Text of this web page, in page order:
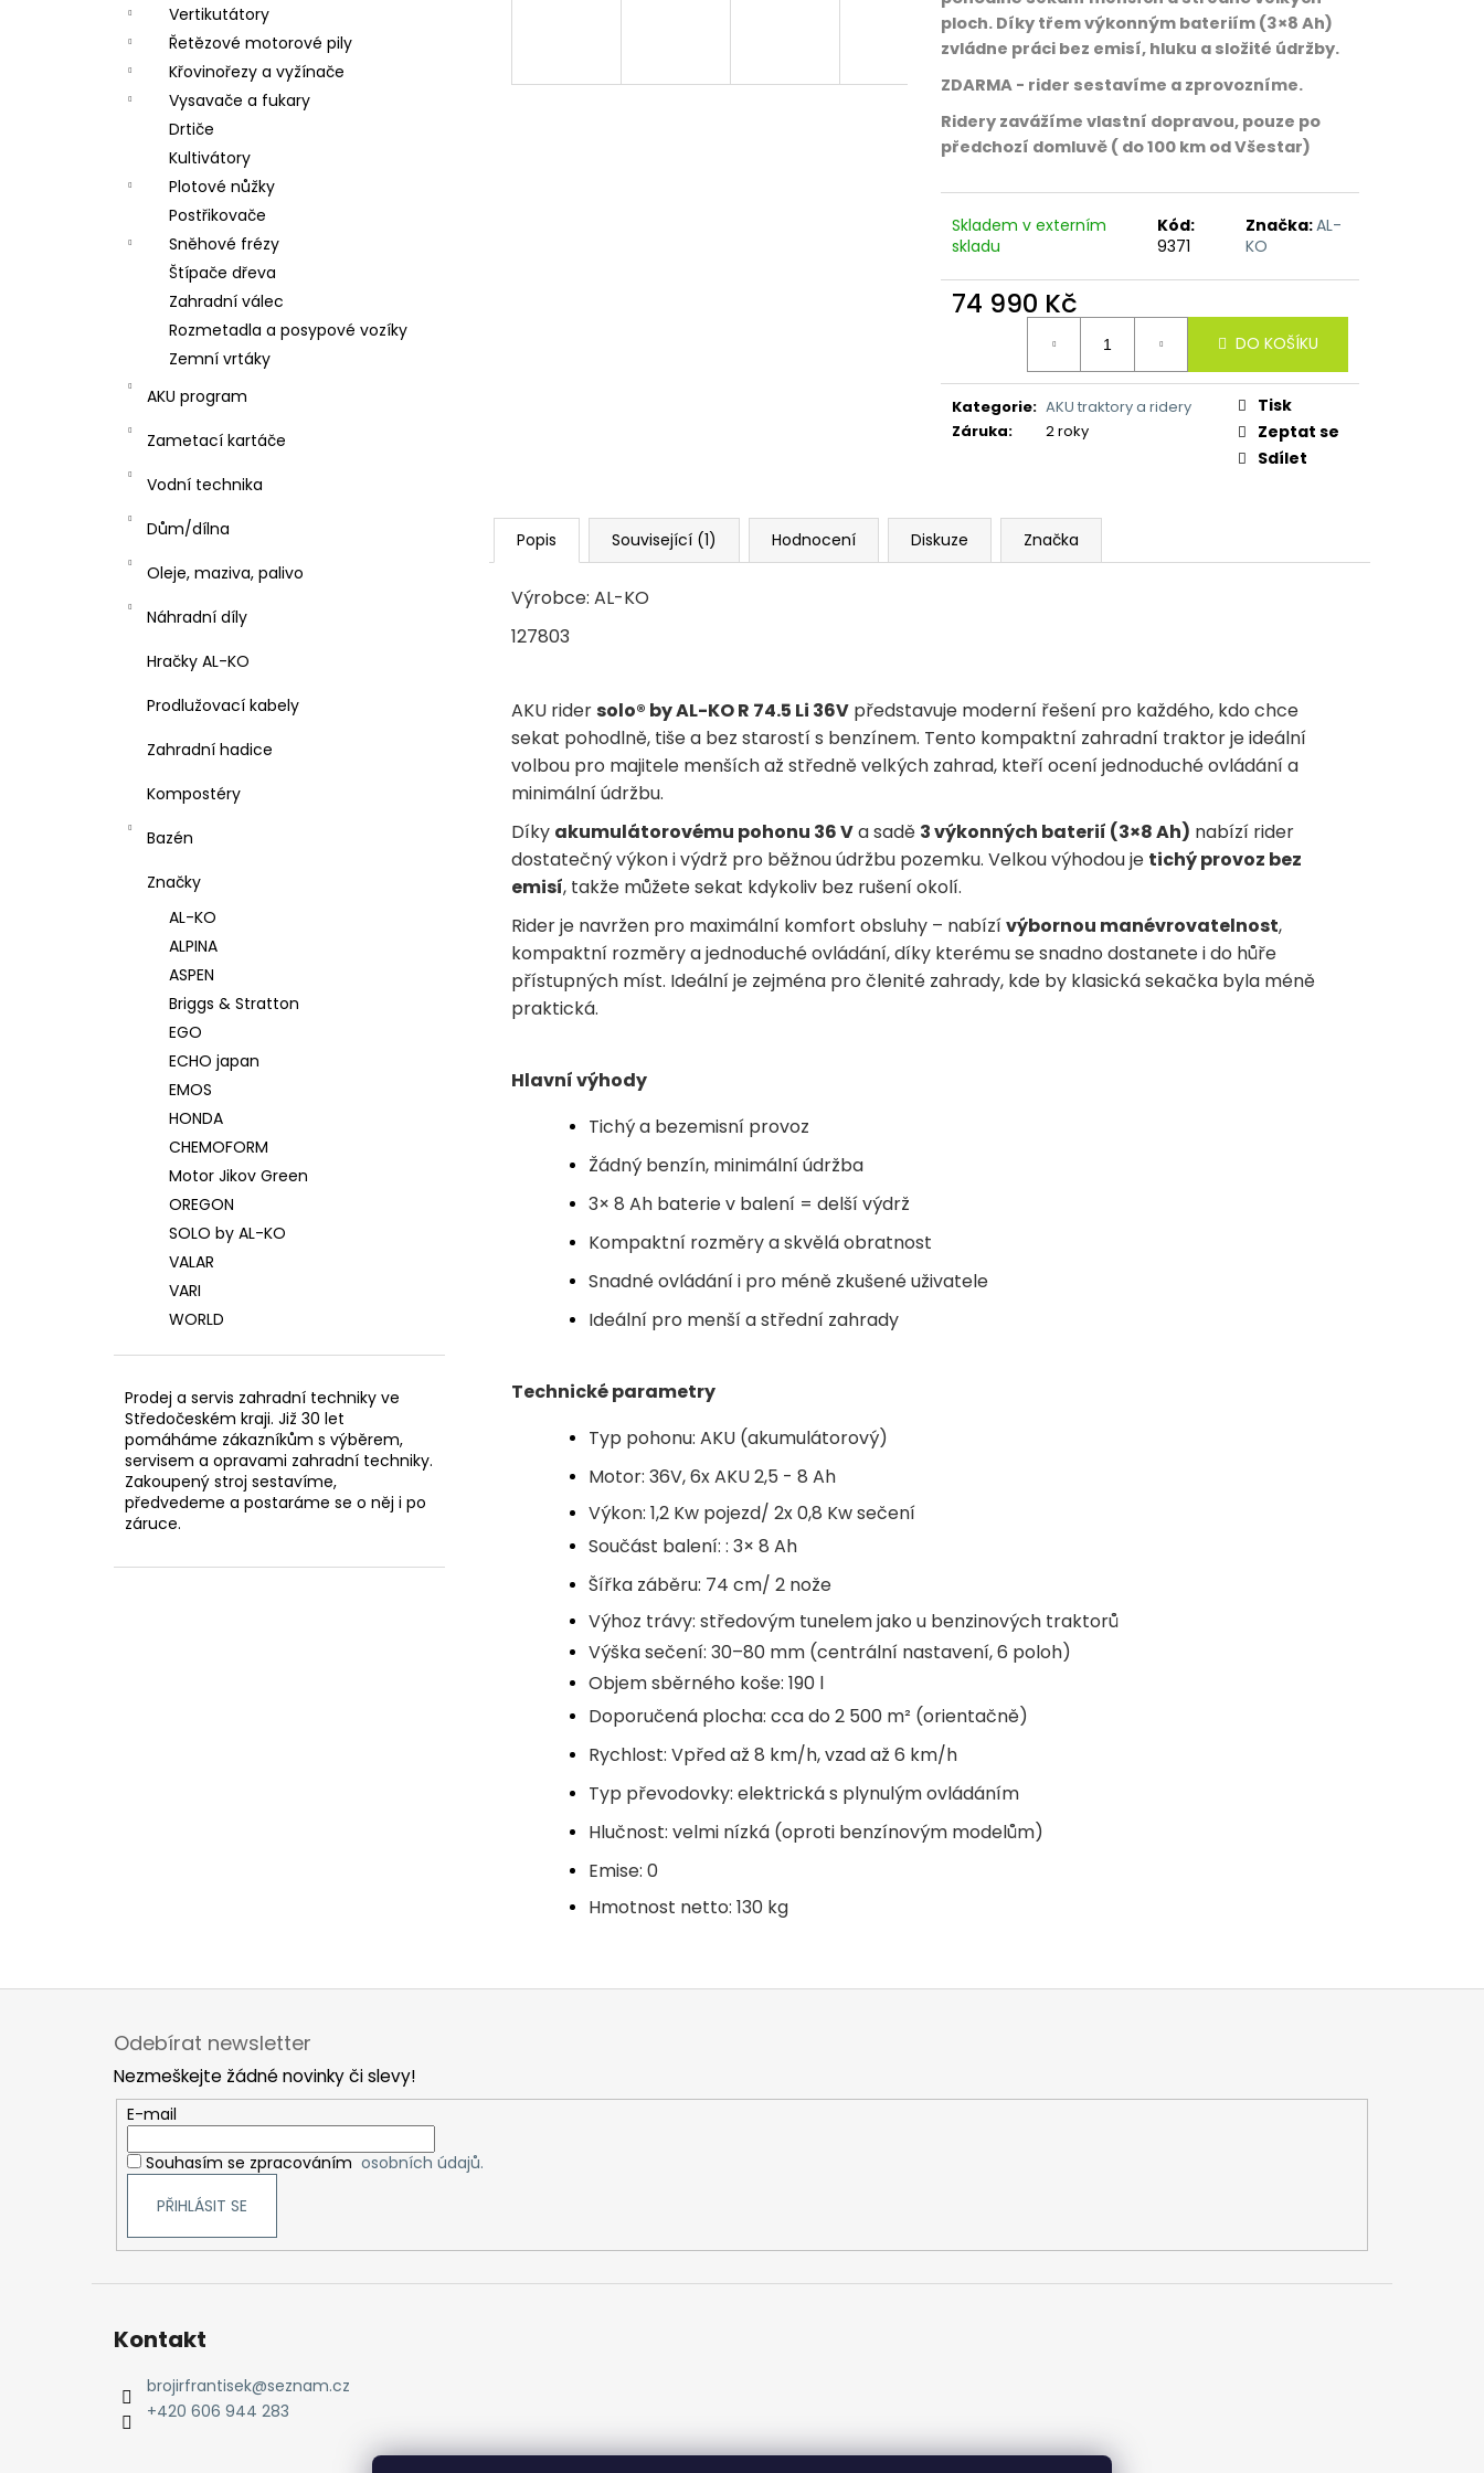
Vertikutátory
Řetězové motorové pily
Křovinořezy a vyžínače
Vysavače a fukary
Drtiče
Kultivátory
Plotové nůžky
Postřikovače
Sněhové frézy
Štípače dřeva
Zahradní válec
Rozmetadla a posypové vozíky
Zemní vrtáky
AKU program
Zametací kartáče
Vodní technika
Dům/dílna
Oleje, maziva, palivo
Náhradní díly
Hračky AL-KO
Prodlužovací kabely
Zahradní hadice
Kompostéry
Bazén
Značky
AL-KO
ALPINA
ASPEN
Briggs & Stratton
EGO
ECHO japan
EMOS
HONDA
CHEMOFORM
Motor Jikov Green
OREGON
SOLO by AL-KO
VALAR
VARI
WORLD
Prodej a servis zahradní techniky ve
Středočeském kraji. Již 30 let
pomáháme zákazníkům s výběrem,
servisem a opravami zahradní techniky.
Zakoupený stroj sestavíme,
předvedeme a postaráme se o něj i po
záruce.
ploch. Díky třem výkonným bateriím (3×8 Ah)
zvládne práci bez emisí, hluku a složité údržby.
ZDARMA - rider sestavíme a zprovozníme.
Ridery zavážíme vlastní dopravou, pouze po
předchozí domluvě ( do 100 km od Všestar)
Skladem v externím
skladu
Kód:
9371
Značka:AL-
KO
74 990 Kč
DO KOŠÍKU
Kategorie: AKU traktory a ridery
Záruka: 2 roky
Tisk
Zeptat se
Sdílet
A
M
Popis Související (1) Hodnocení Diskuze Značka
Výrobce: AL-KO
127803
AKU ridersolo® by AL-KO R 74.5 Li 36V představuje moderní řešení pro každého, kdo chce
sekat pohodlně, tiše a bez starostí s benzínem. Tento kompaktní zahradní traktor je ideální
volbou pro majitele menších až středně velkých zahrad, kteří ocení jednoduché ovládání a
minimální údržbu.
Díky akumulátorovému pohonu 36 Va sadě 3 výkonných baterií (3×8 Ah) nabízí rider
dostatečný výkon i výdrž pro běžnou údržbu pozemku. Velkou výhodou je tichý provoz bez
emisí, takže můžete sekat kdykoliv bez rušení okolí.
Rider je navržen pro maximální komfort obsluhy – nabízívýbornou manévrovatelnost,
kompaktní rozměry a jednoduché ovládání, díky kterému se snadno dostanete i do hůře
přístupných míst. Ideální je zejména pro členité zahrady, kde by klasická sekačka byla méně
praktická.
Hlavní výhody
Tichý a bezemisní provoz
Žádný benzín, minimální údržba
3× 8 Ah baterie v balení = delší výdrž
Kompaktní rozměry a skvělá obratnost
Snadné ovládání i pro méně zkušené uživatele
Ideální pro menší a střední zahrady
Technické parametry
Typ pohonu: AKU (akumulátorový)
Motor: 36V, 6x AKU 2,5 - 8 Ah
Výkon: 1,2 Kw pojezd/ 2x 0,8 Kw sečení
Součást balení: : 3× 8 Ah
Šířka záběru: 74 cm/ 2 nože
Výhoz trávy: středovým tunelem jako u benzinových traktorů
Výška sečení: 30–80 mm (centrální nastavení, 6 poloh)
Objem sběrného koše: 190 l
Doporučená plocha: cca do 2 500 m² (orientačně)
Rychlost: Vpřed až 8 km/h, vzad až 6 km/h
Typ převodovky: elektrická s plynulým ovládáním
Hlučnost: velmi nízká (oproti benzínovým modelům)
Emise: 0
Hmotnost netto: 130 kg
Z
Odebírat newsletter
Nezmeškejte žádné novinky či slevy!
E-mail
Souhasím se zpracováním osobních údajů.
PŘIHLÁSIT SE
Kontakt
brojirfrantisek@seznam.cz
+420 606 944 283